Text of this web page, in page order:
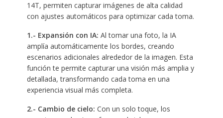
14T, permiten capturar imágenes de alta calidad
con ajustes automáticos para optimizar cada toma.
1.- Expansión con IA: Al tomar una foto, la IA
amplía automáticamente los bordes, creando
escenarios adicionales alrededor de la imagen. Esta
función te permite capturar una visión más amplia y
detallada, transformando cada toma en una
experiencia visual más completa.
2.- Cambio de cielo: Con un solo toque, los